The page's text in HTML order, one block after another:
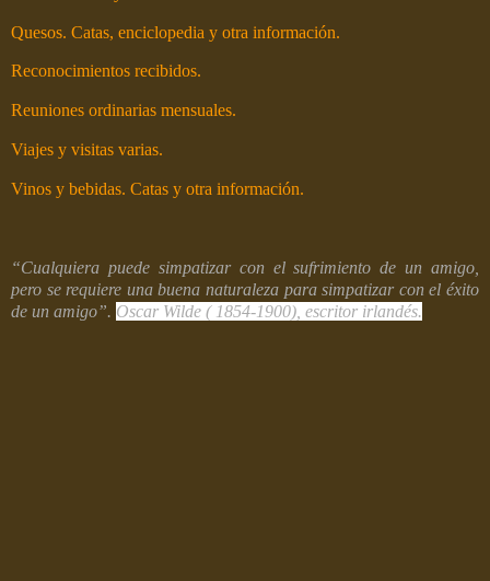
Quesos. Catas, enciclopedia y otra información.
Reconocimientos recibidos.
Reuniones ordinarias mensuales.
Viajes y visitas varias.
Vinos y bebidas. Catas y otra información.
“Cualquiera puede simpatizar con el sufrimiento de un amigo,
pero se requiere una buena naturaleza para simpatizar con el éxito
de un amigo”. Oscar Wilde ( 1854-1900), escritor irlandés.